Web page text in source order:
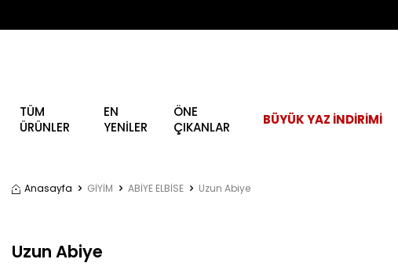
TÜM
ÜRÜNLER
EN
YENİLER
ÖNE
ÇIKANLAR
BÜYÜK YAZ İNDİRİMİ
Anasayfa GİYİM ABİYE ELBİSE Uzun Abiye
Uzun Abiye